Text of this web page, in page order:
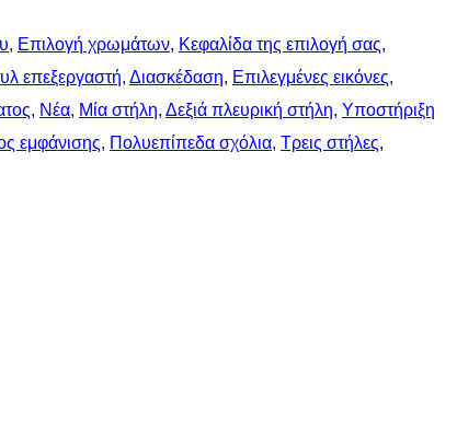
, Επιλογή χρωμάτων, Κεφαλίδα της επιλογή σας
επεξεργαστή, Διασκέδαση, Επιλεγμένες εικόνες
, Νέα, Μία στήλη, Δεξιά πλευρική στήλη, Υποστήριξη
εμφάνισης, Πολυεπίπεδα σχόλια, Τρεις στήλες